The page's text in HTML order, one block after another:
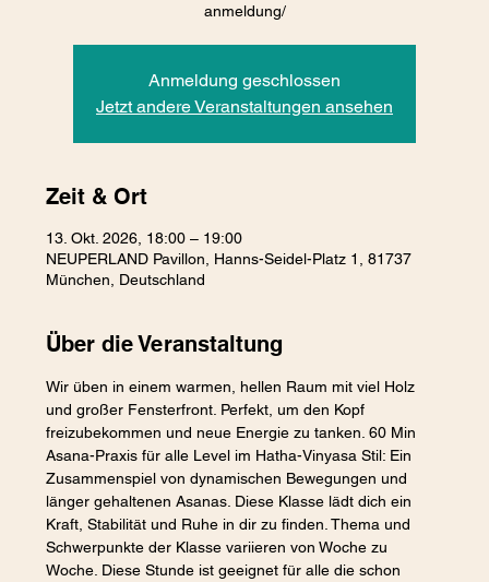
anmeldung/
Anmeldung geschlossen
Jetzt andere Veranstaltungen ansehen
Zeit & Ort
13. Okt. 2026, 18:00 – 19:00
NEUPERLAND Pavillon, Hanns-Seidel-Platz 1, 81737
München, Deutschland
Über die Veranstaltung
Wir üben in einem warmen, hellen Raum mit viel Holz
und großer Fensterfront. Perfekt, um den Kopf
freizubekommen und neue Energie zu tanken. 60 Min
Asana-Praxis für alle Level im Hatha-Vinyasa Stil: Ein
Zusammenspiel von dynamischen Bewegungen und
länger gehaltenen Asanas. Diese Klasse lädt dich ein
Kraft, Stabilität und Ruhe in dir zu finden. Thema und
Schwerpunkte der Klasse variieren von Woche zu
Woche. Diese Stunde ist geeignet für alle die schon